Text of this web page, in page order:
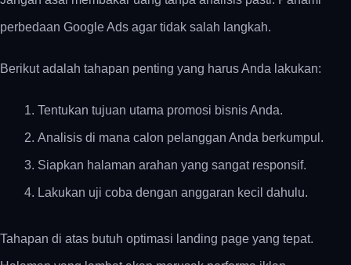
perbedaan Google Ads agar tidak salah langkah.
Berikut adalah tahapan penting yang harus Anda lakukan:
Tentukan tujuan utama promosi bisnis Anda.
Analisis di mana calon pelanggan Anda berkumpul.
Siapkan halaman arahan yang sangat responsif.
Lakukan uji coba dengan anggaran kecil dahulu.
Tahapan di atas butuh optimasi landing page yang tepat.